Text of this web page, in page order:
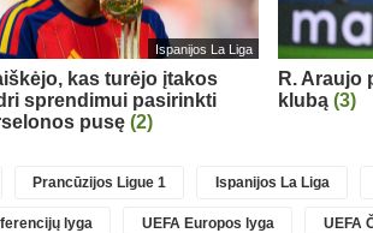
Ispanijos La Liga
kas turėjo įtakos
sprendimui pasirinkti
pusę (2)
R. Araujo
klubą (3)
Prancūzijos Ligue 1 Ispanijos La Liga
lyga UEFA Europos lyga UEFA